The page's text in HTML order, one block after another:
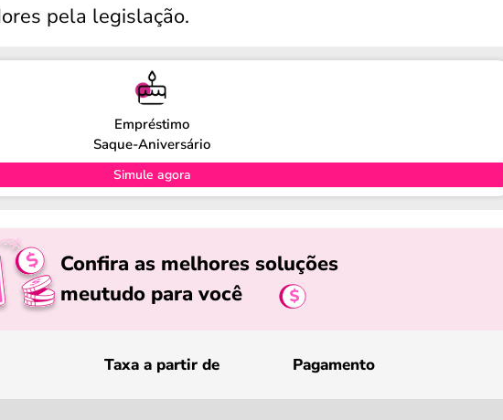
pela legislação.
Empréstimo
Saque-Aniversário
Simule agora
Confira as melhores soluções
meutudo para você
Taxa a partir de Pagamento